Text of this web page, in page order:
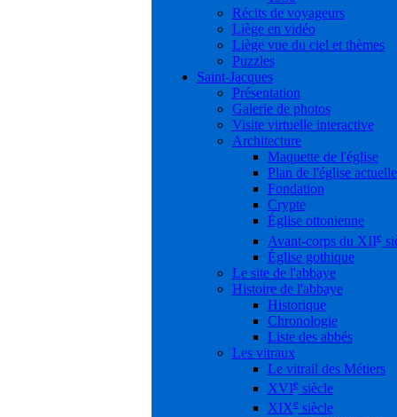
Récits de voyageurs
Liège en vidéo
Liège vue du ciel et thèmes
Puzzles
Saint-Jacques
Présentation
Galerie de photos
Visite virtuelle interactive
Architecture
Maquette de l'église
Plan de l'église actuelle
Fondation
Crypte
Église ottonienne
Avant-corps du XIIe
Église gothique
Le site de l'abbaye
Histoire de l'abbaye
Historique
Chronologie
Liste des abbés
Les vitraux
Le vitrail des Métiers
XVIesiècle
XIXesiècle